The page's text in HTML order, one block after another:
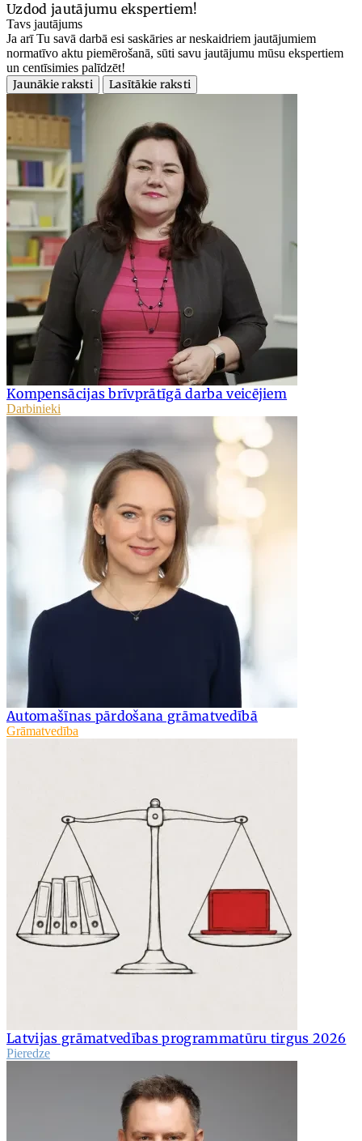
Uzdod jautājumu ekspertiem!
Tavs jautājums
Ja arī Tu savā darbā esi saskāries ar neskaidriem jautājumiem
normatīvo aktu piemērošanā, sūti savu jautājumu mūsu ekspertiem
un centīsimies palīdzēt!
Jaunākie raksti
Lasītākie raksti
Kompensācijas brīvprātīgā darba veicējiem
Darbinieki
Automašīnas pārdošana grāmatvedībā
Grāmatvedība
Latvijas grāmatvedības programmatūru tirgus 2026
Pieredze